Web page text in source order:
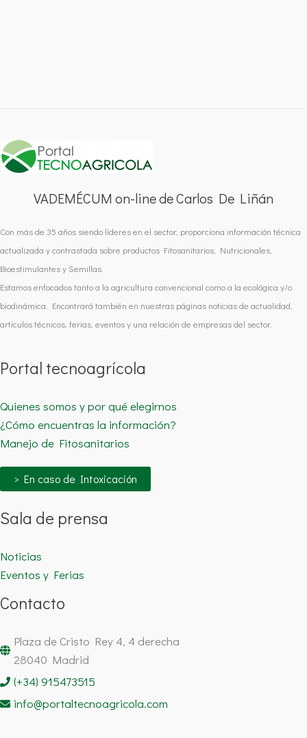
VADEMÉCUM on-line de Carlos De Liñán
Con más de 35 años siendo líderes en el sector, proporciona información técnica
actualizada y contrastada sobre productos Fitosanitarios, Nutricionales,
Bioestimulantes y Semillas.
Estamos enfocados tanto a la agricultura convencional como a la ecológica y/o
biodinámica. Encontrará también en nuestras páginas noticias de actualidad,
artículos técnicos, ferias, eventos y una relación de empresas del sector.
Portal tecnoagrícola
Quienes somos y por qué elegirnos
¿Cómo encuentras la información?
Manejo de Fitosanitarios
> En caso de Intoxicación
Sala de prensa
Noticias
Eventos y Ferias
Contacto
Plaza de Cristo Rey 4, 4 derecha
28040 Madrid
(+34) 915473515
info@portaltecnoagricola.com